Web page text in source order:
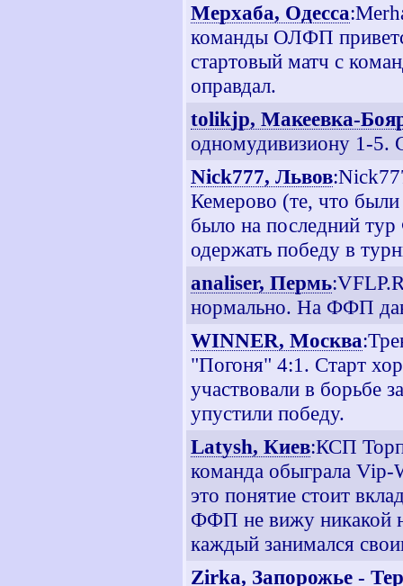
Мерхаба, Одесса
команды ОЛФП
стартовый матч с
оправдал.
tolikjp, Макеевка-
одномудивизиону 1-5.
Nick777, Львов
Кемерово (те, что
было на последний
одержать победу в
analiser, Пермь
нормально. На ФФП
WINNER, Москва
"Погоня" 4:1. Старт
участвовали в борьбе
упустили победу.
Latysh, Киев:КСП
команда обыграла Vip-
это понятие стоит
ФФП не вижу никакой
каждый занимался
Zirka, Запорожье -